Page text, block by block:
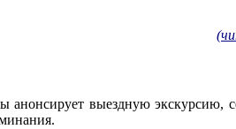
(
выездную экскурсию,